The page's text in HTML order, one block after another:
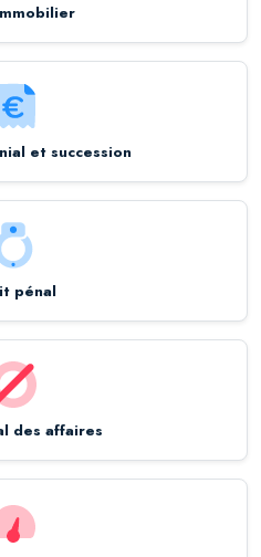
et succession
pénal
des affaires